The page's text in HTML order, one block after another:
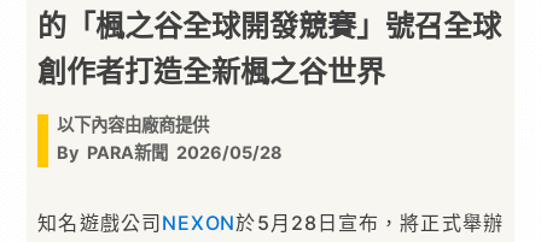
的「楓之谷全球開發競賽」號召全球
創作者打造全新楓之谷世界
以下內容由廠商提供
By PARA新聞 2026/05/28
知名遊戲公司NEXON於5月28日宣布，將正式舉辦